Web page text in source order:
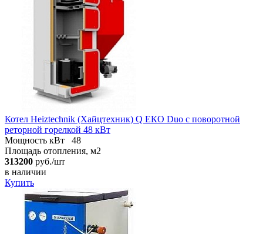
Котел Heiztechnik (Хайцтехник) Q ЕКO Duo с поворотной
реторной горелкой 48 кВт
Мощность кВт
48
Площадь отопления, м2
313200 руб./шт
в наличии
Купить